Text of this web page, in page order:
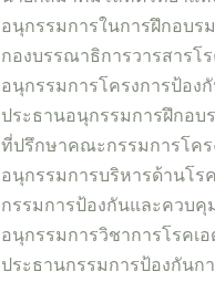
อนุกรรมการในการฝึกอบ
กองบรรณาธิการวารสารโ
อนุกรรมการโครงการป้อง
ประธานอนุกรรมการฝึกอบ
ที่ปรึกษาคณะกรรมการโค
อนุกรรมการบริหารด้านโร
กรรมการป้องกันและควบคุ
อนุกรรมการวิชาการโรคเ
ประธานกรรมการป้องกันก